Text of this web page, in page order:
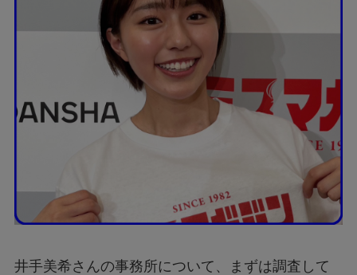
井手美希さんの事務所について、まずは調査して